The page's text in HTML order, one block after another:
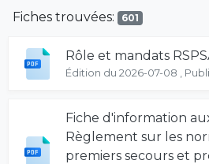
Fiches trouvées: 601
Rôle et mandats
Édition du 2026-07-08 ,
Fiche d'information
Règlement sur les
premiers secours et